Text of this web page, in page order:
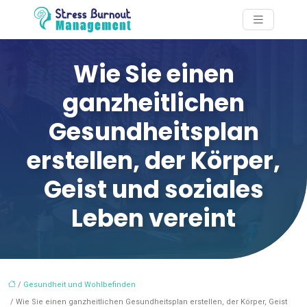
Wie Sie einen
ganzheitlichen
Gesundheitsplan
erstellen, der Körper,
Geist und soziales
Leben vereint
/ Gesundheit und Wohlbefinden
/ Wie Sie einen ganzheitlichen Gesundheitsplan erstellen, der Körper, Geist